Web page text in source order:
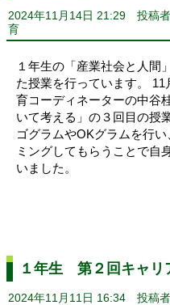
2024年11月14日 21:29 投稿
育
１年生の「産業社会と人間
た授業を行っています。
育コーディネーターの中谷
いて考える」の３回目の授
ゴグラムやOKグラムを行
ミングしてもらうことで自
いました。
１年生 第２回キャリ
2024年11月11日 16:34 投稿